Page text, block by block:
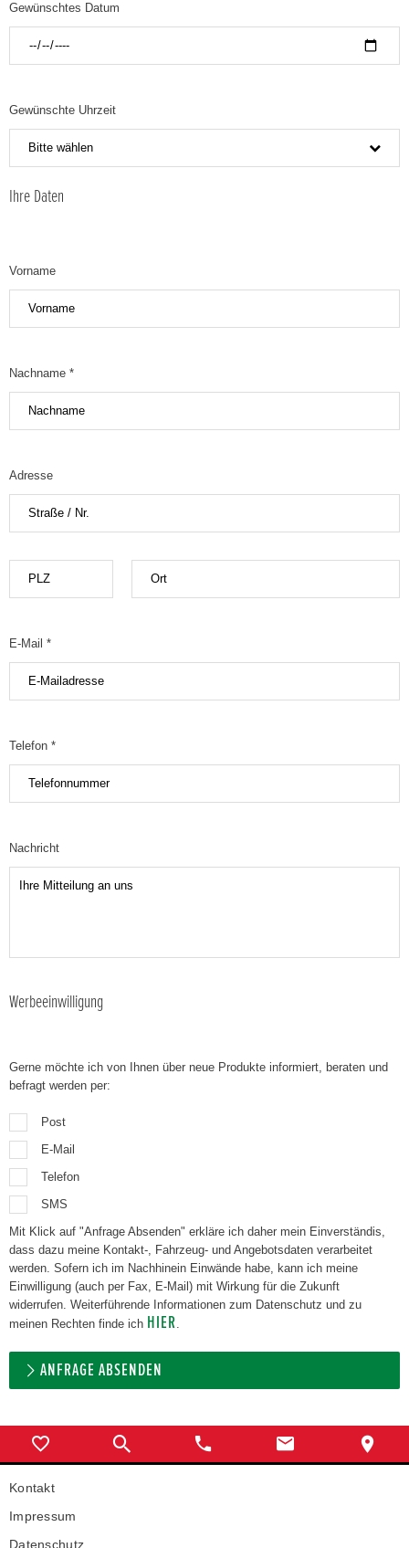
Gewünschtes Datum
Gewünschte Uhrzeit
Bitte wählen
Ihre Daten
Vorname
Nachname *
Adresse
E-Mail *
Telefon *
Nachricht
Werbeeinwilligung
Gerne möchte ich von Ihnen über neue Produkte informiert, beraten und
befragt werden per:
Post
E-Mail
Telefon
SMS
Mit Klick auf "Anfrage Absenden" erkläre ich daher mein Einverständis,
dass dazu meine Kontakt-, Fahrzeug- und Angebotsdaten verarbeitet
werden. Sofern ich im Nachhinein Einwände habe, kann ich meine
Einwilligung (auch per Fax, E-Mail) mit Wirkung für die Zukunft
widerrufen. Weiterführende Informationen zum Datenschutz und zu
meinen Rechten finde ich HIER.
ANFRAGE ABSENDEN
Kontakt
Impressum
Datenschutz